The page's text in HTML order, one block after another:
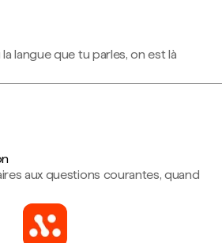
langue que tu parles, on est là
aux questions courantes, quand